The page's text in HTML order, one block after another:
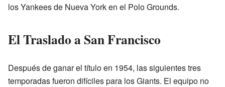
los Yankees de Nueva York en el Polo Grounds.
El Traslado a San Francisco
Después de ganar el título en 1954, las siguientes tres
temporadas fueron difíciles para los Giants. El equipo no